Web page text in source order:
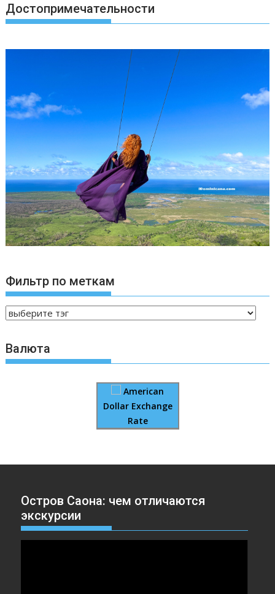
Достопримечательности
Фильтр по меткам
Валюта
American
Dollar Exchange
Rate
Остров Саона: чем отличаются
экскурсии